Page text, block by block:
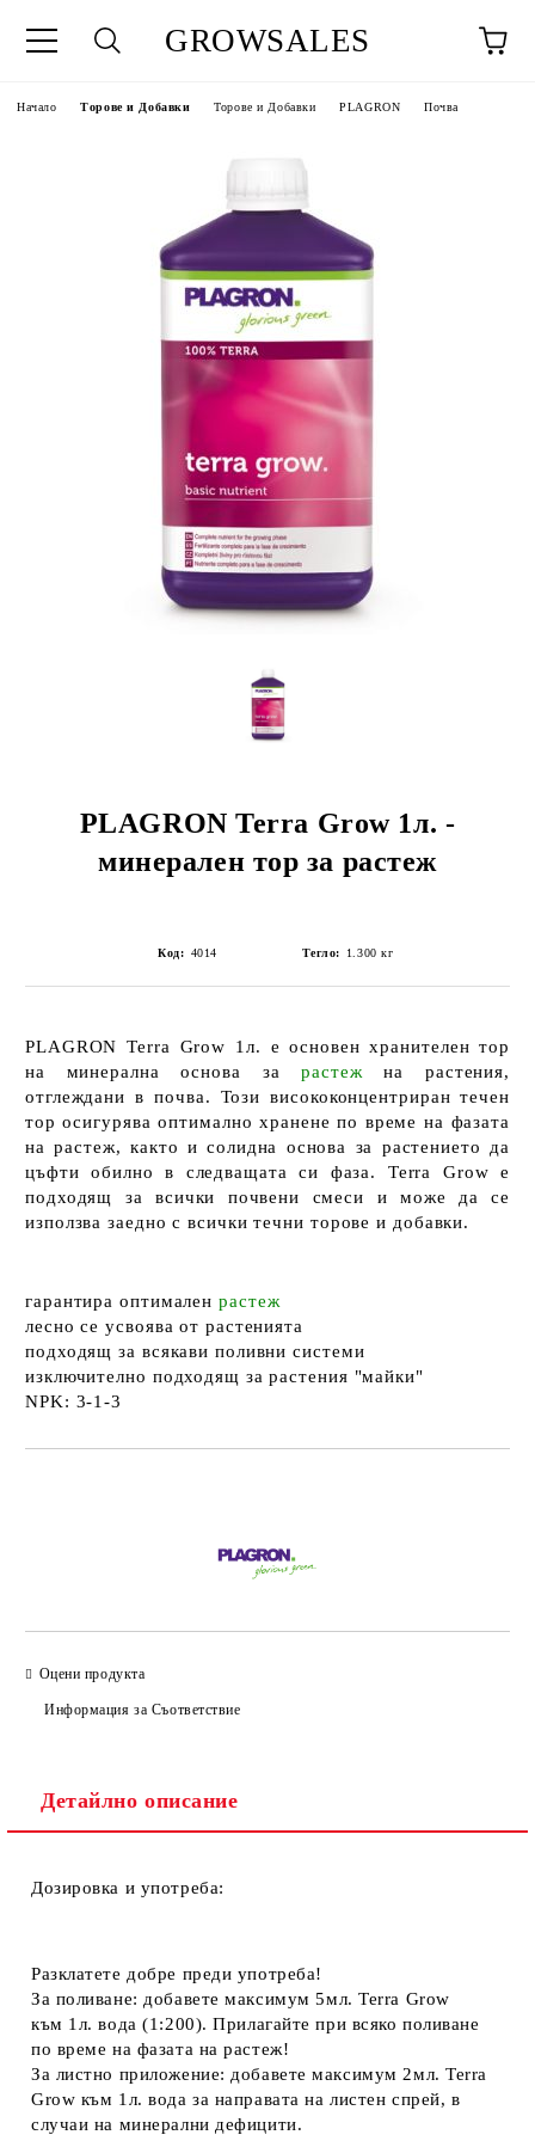
GROWSALES
Начало Торове и Добавки Торове и Добавки PLAGRON Почва
PLAGRON Terra Grow 1л. -
минерален тор за растеж
Код: 4014 Тегло: 1.300 кг
PLAGRON Terra Grow 1л.
е основен хранителен тор
на минерална основа зарастеж на растения,
отглежданив почва. Тозивисококонцентриран течен
торосигурява оптимално хранене по време на фазата
на растеж, както и солидна основа за растението да
цъфти обилно в следващата си фаза. Terra Grow е
подходящ за всички почвени смеси и може да се
използва заедно с всички течни торове и добавки.
гарантираоптималенрастеж
лесно се усвоява от растенията
подходящ за всякави поливни системи
изключително подходящ за растения "майки"
NPK: 3-1-3
Оцени продукта
Информация за Съответствие
Детайлно описание
Дозировка и употреба:
Разклатете добре преди употреба!
За поливане: добаветемаксимум 5мл. Terra Grow
към 1л. вода(1:200). Прилагайте при всяко поливане
по време на фазата на растеж!
За листно приложение: добаветемаксимум 2мл. Terra
Grow към 1л. водаза направата на листен спрей, в
случаи на минерални дефицити.